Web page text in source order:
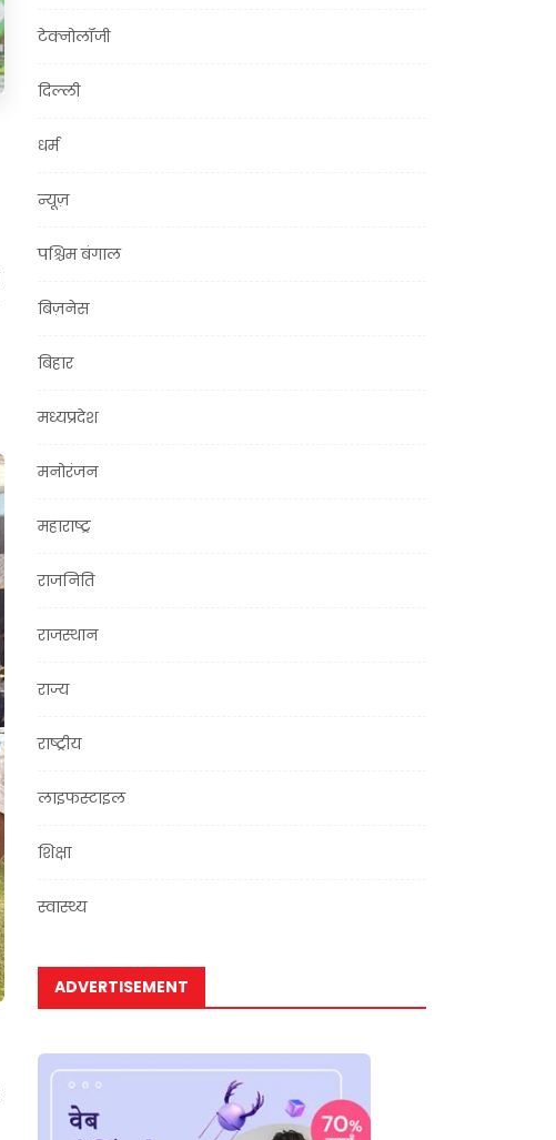
टेक्नोलॉजी
दिल्ली
धर्म
न्यूज़
पश्चिम बंगाल
बिज़नेस
बिहार
मध्यप्रदेश
मनोरंजन
महाराष्ट्र
राजनिति
राजस्थान
राज्य
राष्ट्रीय
लाइफस्टाइल
शिक्षा
स्वास्थ्य
ADVERTISEMENT